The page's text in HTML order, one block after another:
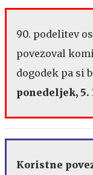
90. podelitev
povezoval
dogodek pa si
ponedeljek, 5.
Koristne